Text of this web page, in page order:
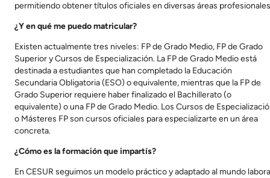
permitiendo obtener títulos oficiales en diversas áreas
¿Y en qué me puedo matricular?
Existen actualmente tres niveles: FP de Grado Medio, FP de Grado
Superior y Cursos de Especialización. La FP de Grado Medio está
destinada a estudiantes que han completado la Educación
Secundaria Obligatoria (ESO) o equivalente, mientras que la FP de
Grado Superior requiere haber finalizado el Bachillerato (o
equivalente) o una FP de Grado Medio. Los Cursos de
o Másteres FP son cursos oficiales para especializarte en un área
concreta.
¿Cómo es la formación que impartís?
En CESUR seguimos un modelo práctico y adaptado al mundo